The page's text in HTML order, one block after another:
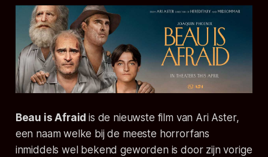
Beau is Afraidis de nieuwste film van Ari Aster,
een naam welke bij de meeste horrorfans
inmiddels wel bekend geworden is door zijn vorige